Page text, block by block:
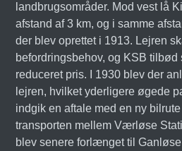
landbrugsområder. Mod vest lå
afstand af 3 km, og i samme
der blev oprettet i 1913. Lejren
befordringsbehov, og KSB tilbød
reduceret pris. I 1930 blev der
lejren, hvilket yderligere øgede
indgik en aftale med en ny
transporten mellem Værløse
blev senere forlænget til